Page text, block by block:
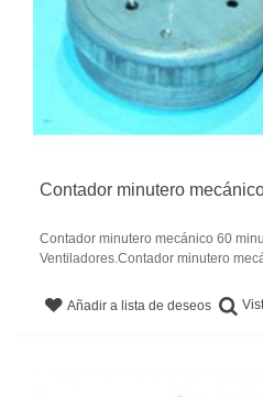
Contador minutero
Contador minutero mecánico 60
Ventiladores.Contador minutero
Añadir a lista de deseos